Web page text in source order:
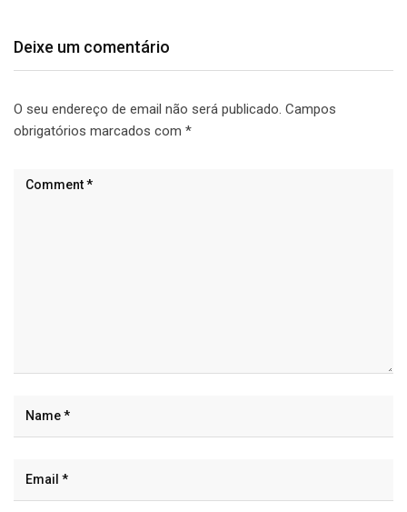
Deixe um comentário
O seu endereço de email não será publicado. Campos
obrigatórios marcados com *